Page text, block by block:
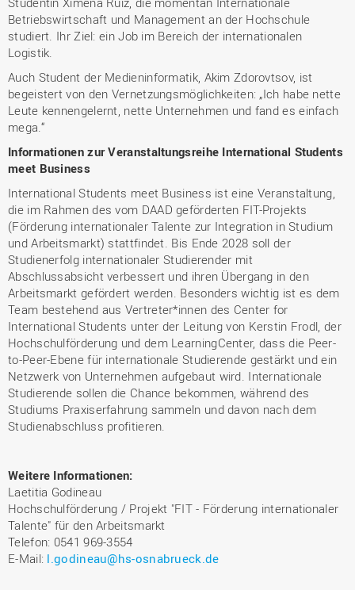
Betriebswirtschaft und Management an der Hochschule
studiert. Ihr Ziel: ein Job im Bereich der internationalen
Logistik.
Auch Student der Medieninformatik, Akim Zdorovtsov, ist
begeistert von den Vernetzungsmöglichkeiten: „Ich habe nette
Leute kennengelernt, nette Unternehmen und fand es einfach
mega.“
Informationen zur Veranstaltungsreihe International Students
meet Business
International Students meet Business ist eine Veranstaltung,
die im Rahmen des vom DAAD geförderten FIT-Projekts
(Förderung internationaler Talente zur Integration in Studium
und Arbeitsmarkt) stattfindet. Bis Ende 2028 soll der
Studienerfolg internationaler Studierender mit
Abschlussabsicht verbessert und ihren Übergang in den
Arbeitsmarkt gefördert werden. Besonders wichtig ist es dem
Team bestehend aus Vertreter*innen des Center for
International Students unter der Leitung von Kerstin Frodl, der
Hochschulförderung und dem LearningCenter, dass die Peer-
to-Peer-Ebene für internationale Studierende gestärkt und ein
Netzwerk von Unternehmen aufgebaut wird. Internationale
Studierende sollen die Chance bekommen, während des
Studiums Praxiserfahrung sammeln und davon nach dem
Studienabschluss profitieren.
Weitere Informationen:
Laetitia Godineau
Hochschulförderung / Projekt "FIT - Förderung internationaler
Talente" für den Arbeitsmarkt
Telefon: 0541 969-3554
E-Mail: l.godineau@hs-osnabrueck.de